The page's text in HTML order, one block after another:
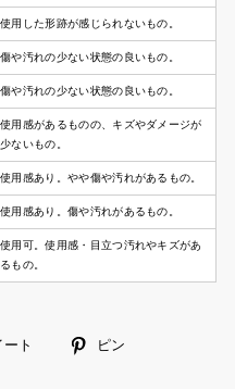
使用した形跡が感じられないもの。
傷や汚れの少ない状態の良いもの。
傷や汚れの少ない状態の良いもの。
使用感があるものの、キズやダメージが
少ないもの。
使用感あり。やや傷や汚れがあるもの。
使用感あり。傷や汚れがあるもの。
使用可。使用感・目立つ汚れやキズがあ
るもの。
ト ピン